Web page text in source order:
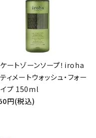
ートゾーンソープ！iroha
ィメートウォッシュ・フォー
イプ 150ml
円(税込)